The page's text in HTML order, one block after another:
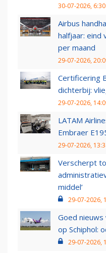
30-07-2026, 6:30
Airbus
halfjaar: eind
per maand
29-07-2026,
Certificering
dichterbij:
29-07-2026,
LATAM
Embraer
29-07-2026,
Verscherpt
middel’
29-07-2026,
Goed
op Schiphol:
29-07-2026,